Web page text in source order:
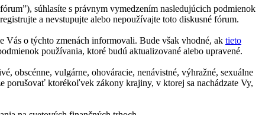
súhlasíte s právnym vymedzením nasledujúcich podmienok
a nevstupujte alebo nepoužívajte toto diskusné fórum.
o týchto zmenách informovali. Bude však vhodné, ak tieto
používania, ktoré budú aktualizované alebo upravené.
obscénne, vulgárne, ohováracie, nenávistné, výhražné, sexuálne
ktorékoľvek zákony krajiny, v ktorej sa nachádzate Vy,